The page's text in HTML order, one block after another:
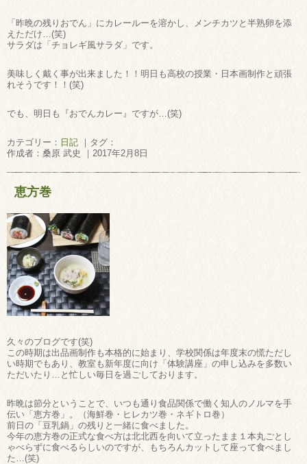
「昨晩の残りおでん」にカレールーを溶かし、メンチカツと半熟卵を添
えただけ…(笑)
サラダは「チョレギ風サラダ」です。
美味しく戴く事が出来ました！！明日も高校の授業・日本画制作と頑張
れそうです！！(笑)
でも、明日も『おでんカレー』ですが…(笑)
カテゴリー： 日記 ｜タグ：
作成者：桑原 武史 ｜2017年2月8日
恵方巻
久々のブログです(笑)
この時期は出品画制作も本格的に始まり、学校関係は年度末の慌ただし
い時期でもあり、教室も新年度に向け「体験講座」の申し込みを多数い
ただいたり…と忙しい毎日を過ごしております。
昨晩は節分ということで、いつも通り食品関係で働く知人のノルマを手
伝い「恵方巻」。（海鮮巻・ヒレカツ巻・ネギトロ巻）
前日の「豆乳鍋」の残りと一緒に食べました。
今年の恵方巻の正式な食べ方は北北西を向いて立ったまま１本丸ごとし
ゃべらずに食べるらしいのですが、もちろんカットして座って食べまし
た…(笑)